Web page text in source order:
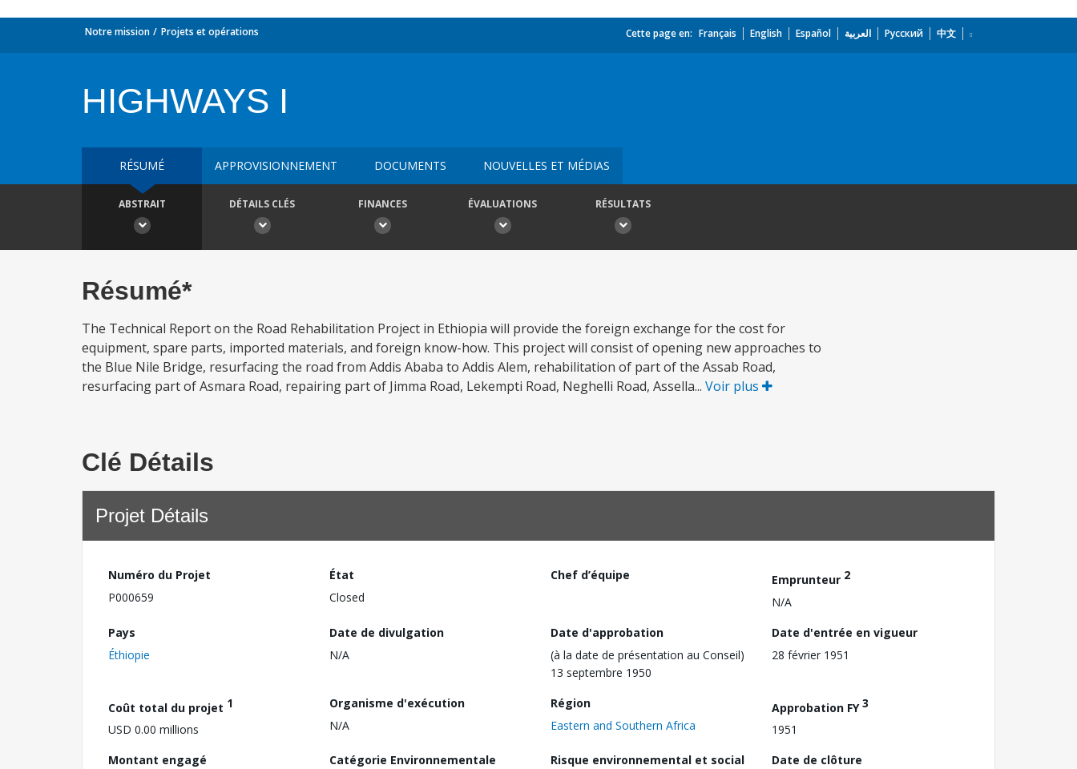
Notre mission Projets et opérations Cette page en: Français English Español العربية Русский 中文
HIGHWAYS I
RÉSUMÉ APPROVISIONNEMENT DOCUMENTS NOUVELLES ET MÉDIAS
ABSTRAIT DÉTAILS CLÉS FINANCES ÉVALUATIONS RÉSULTATS
Résumé*
The Technical Report on the Road Rehabilitation Project in Ethiopia will provide the foreign exchange for the cost for
equipment, spare parts, imported materials, and foreign know-how. This project will consist of opening new approaches to
the Blue Nile Bridge, resurfacing the road from Addis Ababa to Addis Alem, rehabilitation of part of the Assab Road,
resurfacing part of Asmara Road, repairing part of Jimma Road, Lekempti Road, Neghelli Road, Assella... Voir plus
Clé Détails
Projet Détails
Numéro du Projet
P000659
État
Closed
Chef d’équipe Emprunteur 2
N/A
Pays
Éthiopie
Date de divulgation
N/A
Date d'approbation
(à la date de présentation au Conseil)
13 septembre 1950
Date d'entrée en vigueur
28 février 1951
Coût total du projet 1
USD 0.00 millions
Organisme d'exécution
N/A
Région
Eastern and Southern Africa
Approbation FY3
1951
Montant engagé
Catégorie Environnementale
Risque environnemental et social
Date de clôture